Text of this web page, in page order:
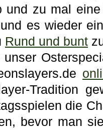
und zu mal
es wieder
Rund und bunt
Tradition
die
bevor man